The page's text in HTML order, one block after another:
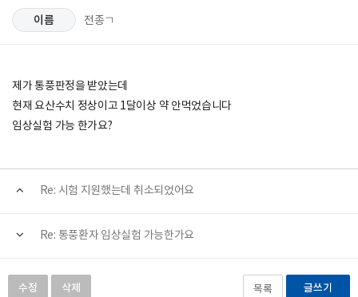
이름 전종ㄱ
제가 통풍판정을 받았는데
현재 요산수치 정상이고 1달이상 약 안먹었습니다
임상실험 가능 한가요?
Re: 시험 지원했는데 취소되었어요
Re: 통풍환자 임상실험 가능한가요
수정 삭제 목록 글쓰기